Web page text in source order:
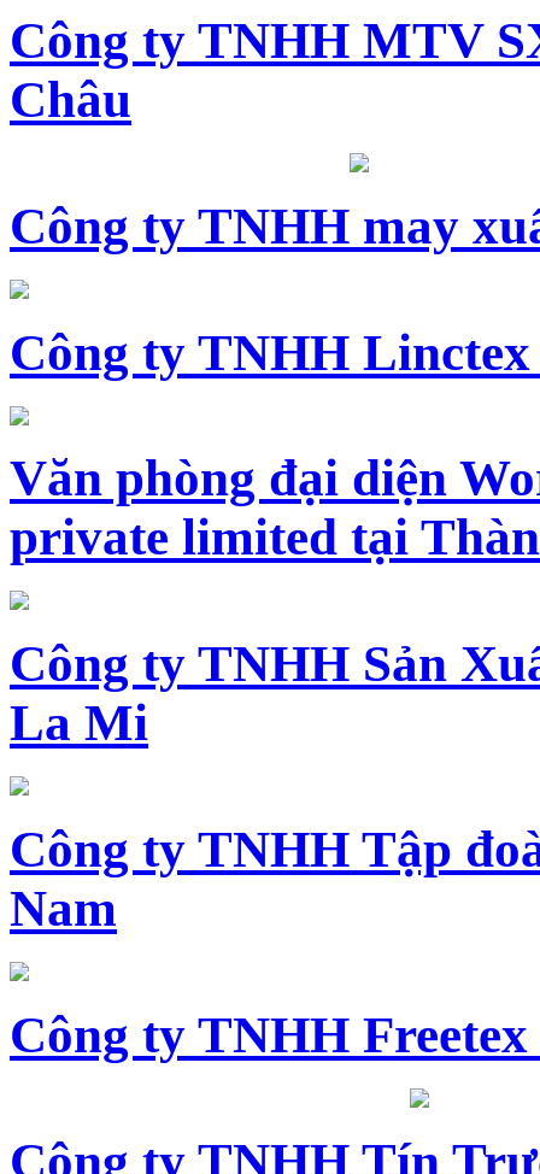
Công ty TNHH MTV
Châu
Công ty TNHH may
Công ty TNHH Linctex
Văn phòng đại diện
private limited tại
Công ty TNHH Sản
La Mi
Công ty TNHH Tập
Nam
Công ty TNHH
Công ty TNHH Tín